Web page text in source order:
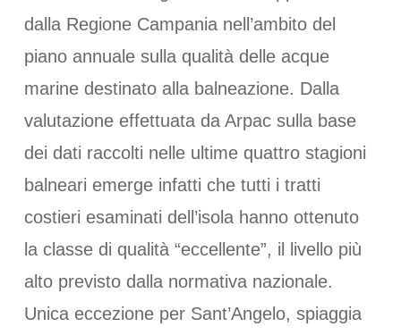
dalla Regione Campania nell’ambito del
piano annuale sulla qualità delle acque
marine destinato alla balneazione. Dalla
valutazione effettuata da Arpac sulla base
dei dati raccolti nelle ultime quattro stagioni
balneari emerge infatti che tutti i tratti
costieri esaminati dell’isola hanno ottenuto
la classe di qualità “eccellente”, il livello più
alto previsto dalla normativa nazionale.
Unica eccezione per Sant’Angelo, spiaggia